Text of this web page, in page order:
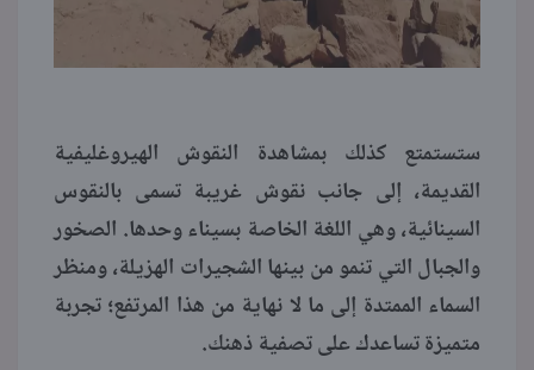
ستستمتع كذلك بمشاهدة النقوش الهيروغليفية
القديمة، إلى جانب نقوش غريبة تسمى بالنقوس
السينائية، وهي اللغة الخاصة بسيناء وحدها. الصخور
والجبال التي تنمو من بينها الشجيرات الهزيلة، ومنظر
السماء الممتدة إلى ما لا نهاية من هذا المرتفع؛ تجربة
متميزة تساعدك على تصفية ذهنك.